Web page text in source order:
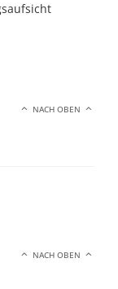
NACH OBEN
NACH OBEN